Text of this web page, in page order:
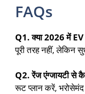
FAQs
Q1. क्या 2026 में EV
पूरी तरह नहीं, लेकिन
Q2. रेंज एंग्जायटी से
रूट प्लान करें, भरोसेमंद